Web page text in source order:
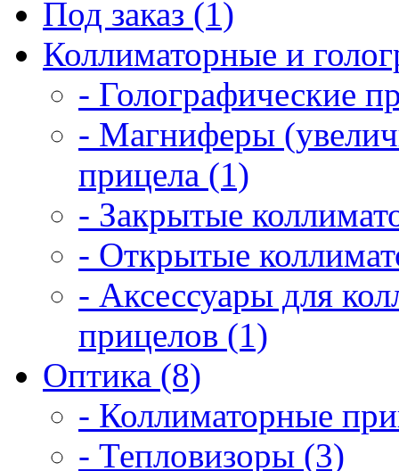
Под заказ (1)
Коллиматорные и
- Голографические
- Магниферы
прицела (1)
- Закрытые
- Открытые
- Аксессуары для
прицелов (1)
Оптика (8)
- Коллиматорные
- Тепловизоры (3)